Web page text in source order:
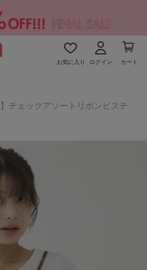
お気に入り ログイン カート
チェックアソートリボンビスチ